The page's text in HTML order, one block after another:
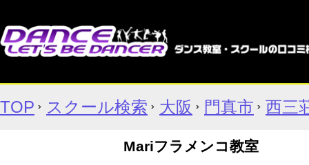
TOP スクール検索 大阪 門真市 西三
Mariフラメンコ教室